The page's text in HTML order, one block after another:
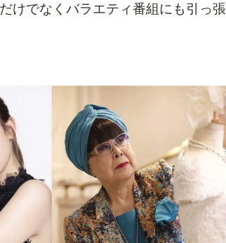
けでなくバラエティ番組にも引っ張